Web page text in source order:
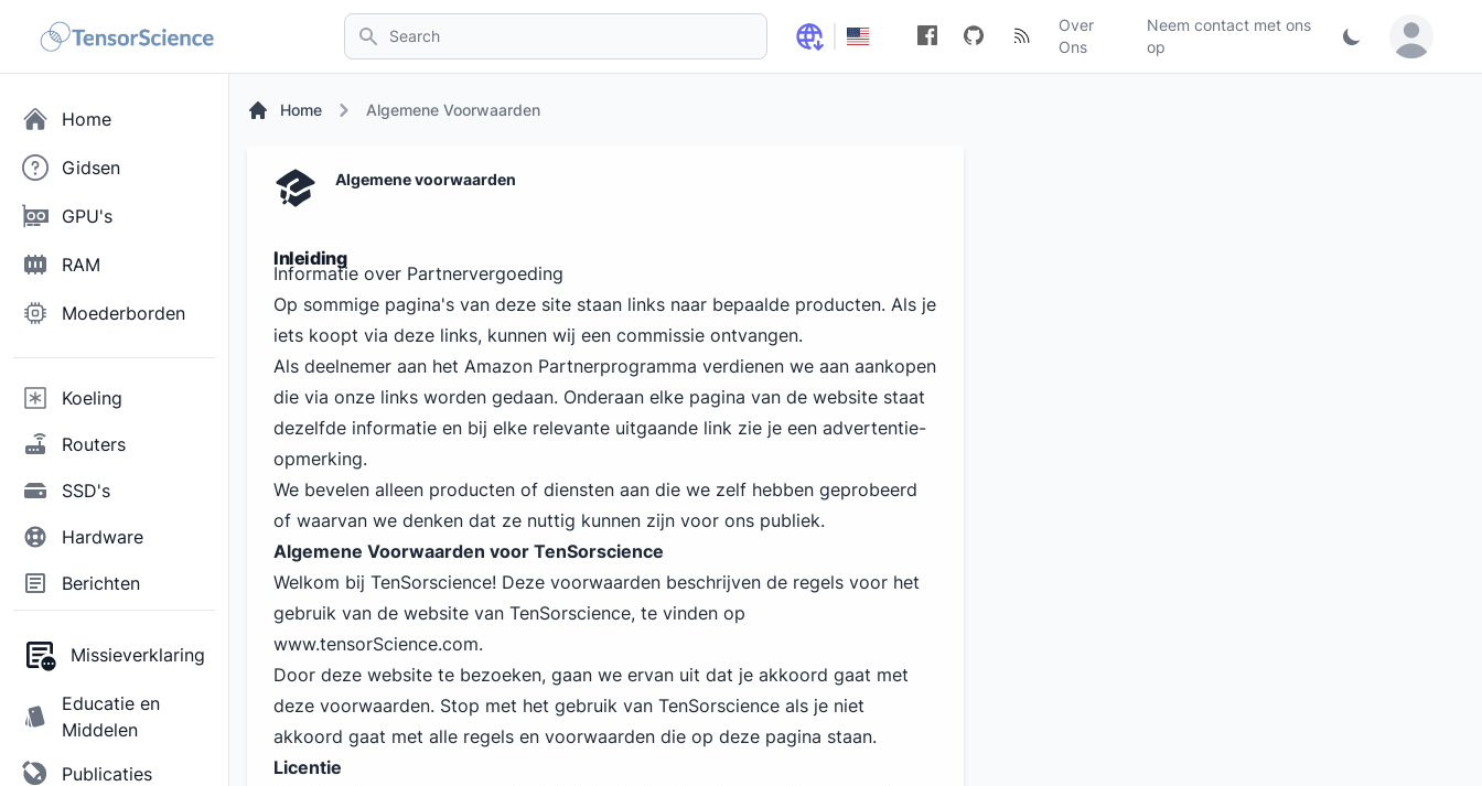
Search
Over
Ons
Neem contact met ons
op
Sign in /
Home
Gidsen
GPU's
RAM
Moederborden
Koeling
Routers
SSD's
Hardware
Berichten
Missieverklaring
Educatie en
Middelen
Publicaties
Home Algemene Voorwaarden
Algemene voorwaarden
Inleiding
Informatie over Partnervergoeding
Op sommige pagina's van deze site staan links naar bepaalde producten. Als je
iets koopt via deze links, kunnen wij een commissie ontvangen.
Als deelnemer aan het Amazon Partnerprogramma verdienen we aan aankopen
die via onze links worden gedaan. Onderaan elke pagina van de website staat
dezelfde informatie en bij elke relevante uitgaande link zie je een advertentie-
opmerking.
We bevelen alleen producten of diensten aan die we zelf hebben geprobeerd
of waarvan we denken dat ze nuttig kunnen zijn voor ons publiek.
Algemene Voorwaarden voor TenSorscience
Welkom bij TenSorscience! Deze voorwaarden beschrijven de regels voor het
gebruik van de website van TenSorscience, te vinden op
www.tensorScience.com.
Door deze website te bezoeken, gaan we ervan uit dat je akkoord gaat met
deze voorwaarden. Stop met het gebruik van TenSorscience als je niet
akkoord gaat met alle regels en voorwaarden die op deze pagina staan.
Licentie